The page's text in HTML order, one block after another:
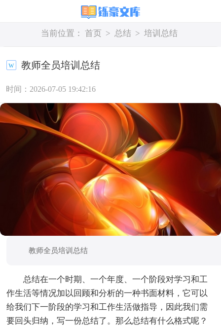
当前位置： 首页 > 总结 > 培训总结
教师全员培训总结
时间：2026-07-05 19:42:16
教师全员培训总结
总结在一个时期、一个年度、一个阶段对学习和工
作生活等情况加以回顾和分析的一种书面材料，它可以
给我们下一阶段的学习和工作生活做指导，因此我们需
要回头归纳，写一份总结了。那么总结有什么格式呢？